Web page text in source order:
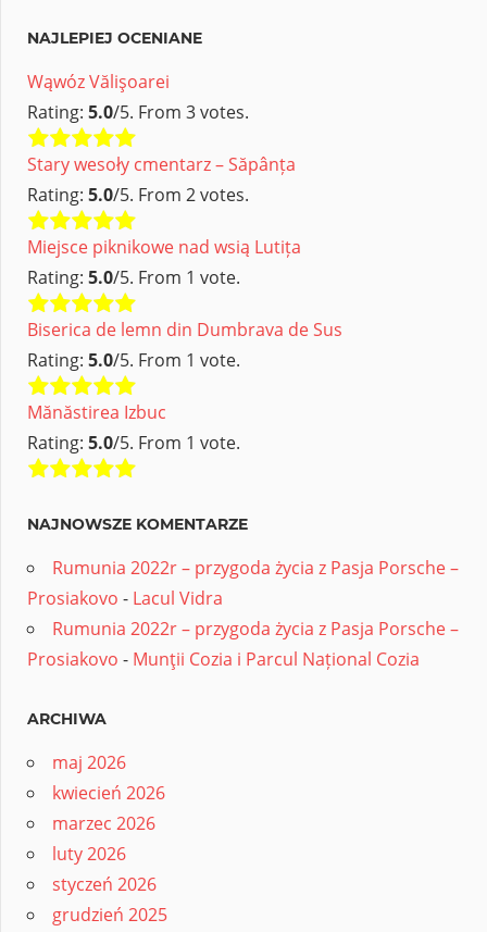
NAJLEPIEJ OCENIANE
Wąwóz Vălişoarei
Rating: 5.0/5. From 3 votes.
Stary wesoły cmentarz – Săpânța
Rating: 5.0/5. From 2 votes.
Miejsce piknikowe nad wsią Lutița
Rating: 5.0/5. From 1 vote.
Biserica de lemn din Dumbrava de Sus
Rating: 5.0/5. From 1 vote.
Mănăstirea Izbuc
Rating: 5.0/5. From 1 vote.
NAJNOWSZE KOMENTARZE
Rumunia 2022r – przygoda życia z Pasja Porsche –
Prosiakovo - Lacul Vidra
Rumunia 2022r – przygoda życia z Pasja Porsche –
Prosiakovo - Munţii Cozia i Parcul Național Cozia
ARCHIWA
maj 2026
kwiecień 2026
marzec 2026
luty 2026
styczeń 2026
grudzień 2025